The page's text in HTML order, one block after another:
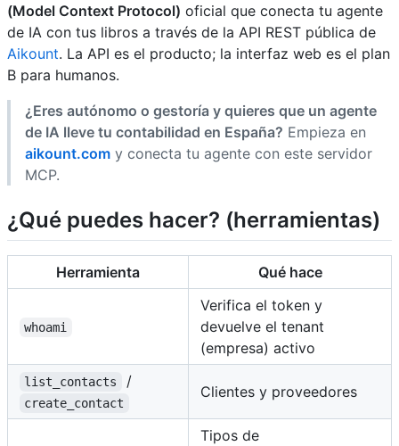
(Model Context Protocol) oficial que conecta tu agente
de IA con tus libros a través de la API REST pública de
Aikount. La API es el producto; la interfaz web es el plan
B para humanos.
¿Eres autónomo o gestoría y quieres que un agente
de IA lleve tu contabilidad en España? Empieza en
aikount.com y conecta tu agente con este servidor
MCP.
¿Qué puedes hacer? (herramientas)
Herramienta Qué hace
whoami
Verifica el token y
devuelve el tenant
(empresa) activo
list_contacts /
create_contact
Clientes y proveedores
Tipos de